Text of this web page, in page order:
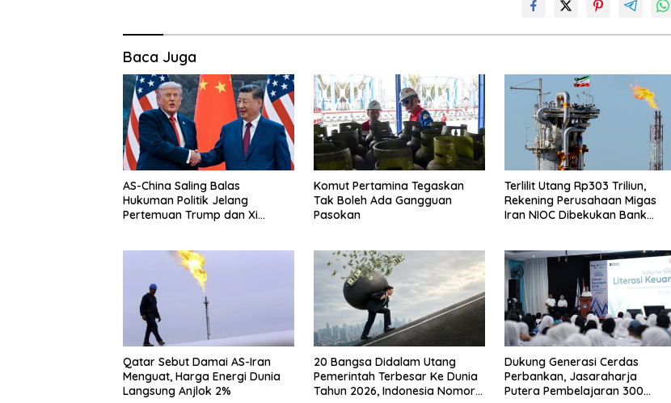
Baca Juga
AS-China Saling Balas
Hukuman Politik Jelang
Pertemuan Trump dan Xi
Komut Pertamina Tegaskan
Tak Boleh Ada Gangguan
Pasokan
Terlilit Utang Rp303 Triliun,
Rekening Perusahaan Migas
Iran NIOC Dibekukan Bank
Qatar Sebut Damai AS-Iran
Menguat, Harga Energi Dunia
Langsung Anjlok 2%
20 Bangsa Didalam Utang
Pemerintah Terbesar Ke Dunia
Tahun 2026, Indonesia Nomor
Dukung Generasi Cerdas
Perbankan, Jasaraharja
Putera Pembelajaran 300